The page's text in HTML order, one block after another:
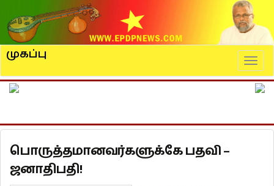
முகப்பு
பொருத்தமானவர்களுக்கே பதவி –
ஜனாதிபதி!